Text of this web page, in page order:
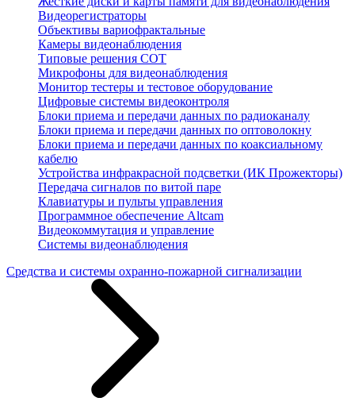
Видеорегистраторы
Объективы вариофрактальные
Камеры видеонаблюдения
Типовые решения СОТ
Микрофоны для видеонаблюдения
Монитор тестеры и тестовое оборудование
Цифровые системы видеоконтроля
Блоки приема и передачи данных по радиоканалу
Блоки приема и передачи данных по оптоволокну
Блоки приема и передачи данных по коаксиальному
кабелю
Устройства инфракрасной подсветки (ИК Прожекторы)
Передача сигналов по витой паре
Клавиатуры и пульты управления
Программное обеспечение Altcam
Видеокоммутация и управление
Системы видеонаблюдения
Средства и системы охранно-пожарной сигнализации